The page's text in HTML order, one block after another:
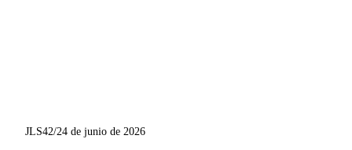
JLS42/24 de junio de 2026